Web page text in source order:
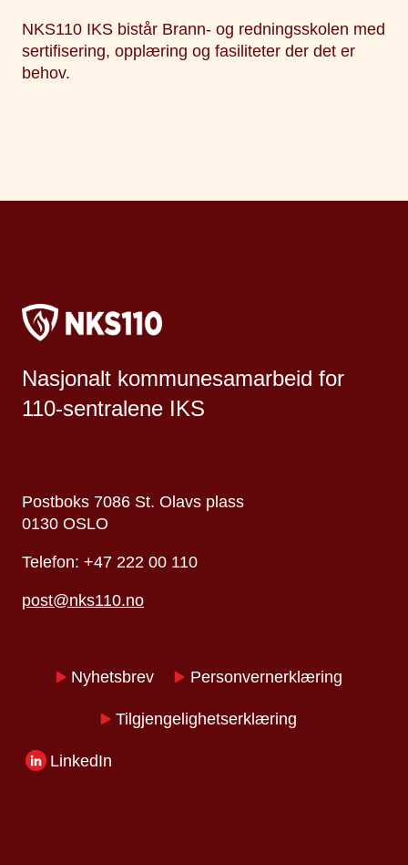
NKS110 IKS bistår Brann- og redningsskolen med
sertifisering, opplæring og fasiliteter der det er
behov.
Nasjonalt kommunesamarbeid for
110-sentralene IKS
Postboks 7086 St. Olavs plass
0130 OSLO
Telefon: +47 222 00 110
post@nks110.no
Nyhetsbrev Personvernerklæring
Tilgjengelighetserklæring
LinkedIn